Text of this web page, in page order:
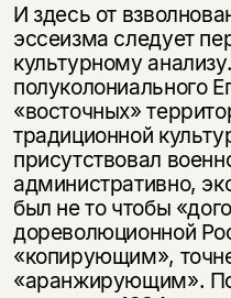
И здесь от
эссеизма следует
культурному
полуколониального
«восточных»
традиционной
присутствовал
административно,
был не то чтобы
дореволюционной
«копирующим»,
«аранжирующим».